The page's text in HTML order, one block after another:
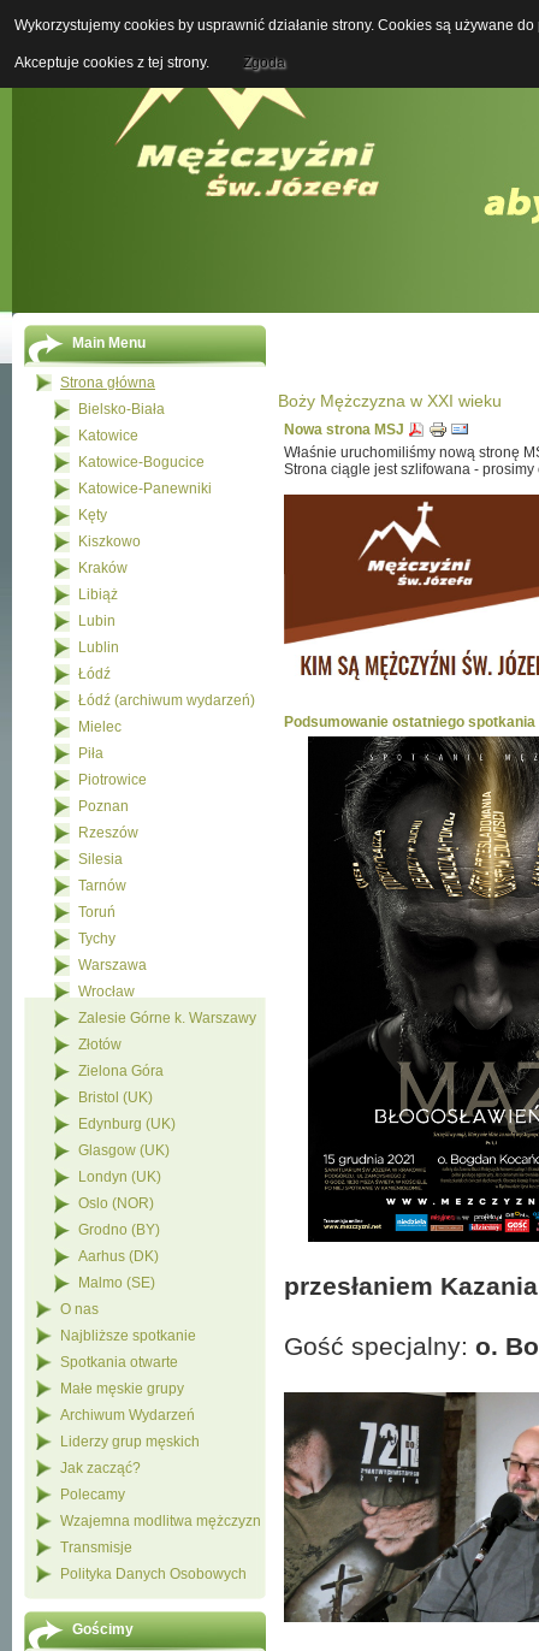
Boży
Main Menu
Strona główna
Bielsko-Biała
Katowice
Katowice-Bogucice
Katowice-Panewniki
Kęty
Kiszkowo
Kraków
Libiąż
Lubin
Lublin
Łódź
Łódź (archiwum wydarzeń)
Mielec
Piła
Piotrowice
Poznan
Rzeszów
Silesia
Tarnów
Toruń
Tychy
Warszawa
Wrocław
Zalesie Górne k. Warszawy
Złotów
Zielona Góra
Bristol (UK)
Edynburg (UK)
Glasgow (UK)
Londyn (UK)
Oslo (NOR)
Grodno (BY)
Aarhus (DK)
Malmo (SE)
O nas
Najbliższe spotkanie
Spotkania otwarte
Małe męskie grupy
Archiwum Wydarzeń
Liderzy grup męskich
Jak zacząć?
Polecamy
Wzajemna modlitwa mężczyzn
Transmisje
Polityka Danych Osobowych
Gościmy
Boży Mężczyzna w XXI wieku
Nowa strona MSJ
Właśnie uruchomiliśmy nową stronę
Strona ciągle jest szlifowana - prosimy
Podsumowanie ostatniego spotkania
przesłaniem
Gość specjalny: o.
Wykorzystujemy cookies by usprawnić działanie strony. Cookies są używane
Akceptuje cookies z tej strony. Zgoda